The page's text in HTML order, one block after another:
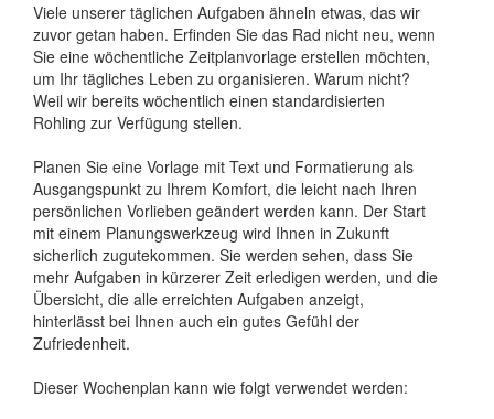
Viele unserer täglichen Aufgaben ähneln etwas, das wir
zuvor getan haben. Erfinden Sie das Rad nicht neu, wenn
Sie eine wöchentliche Zeitplanvorlage erstellen möchten,
um Ihr tägliches Leben zu organisieren. Warum nicht?
Weil wir bereits wöchentlich einen standardisierten
Rohling zur Verfügung stellen.
Planen Sie eine Vorlage mit Text und Formatierung als
Ausgangspunkt zu Ihrem Komfort, die leicht nach Ihren
persönlichen Vorlieben geändert werden kann. Der Start
mit einem Planungswerkzeug wird Ihnen in Zukunft
sicherlich zugutekommen. Sie werden sehen, dass Sie
mehr Aufgaben in kürzerer Zeit erledigen werden, und die
Übersicht, die alle erreichten Aufgaben anzeigt,
hinterlässt bei Ihnen auch ein gutes Gefühl der
Zufriedenheit.
Dieser Wochenplan kann wie folgt verwendet werden: